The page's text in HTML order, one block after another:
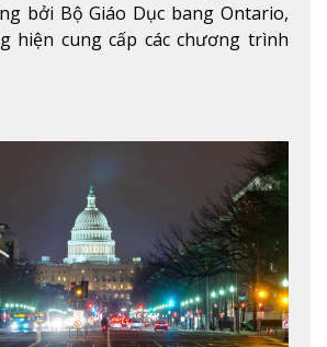
bởi Bộ Giáo Dục bang Ontario,
hiện cung cấp các chương trình
trường học tại Canada.Xem